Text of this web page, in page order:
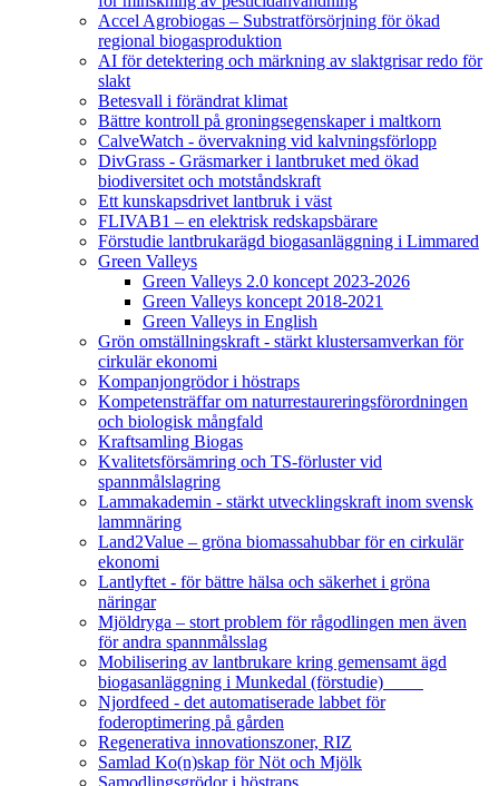
Accel Agrobiogas – Substratförsörjning för ökad
regional biogasproduktion
AI för detektering och märkning av slaktgrisar redo för
slakt
Betesvall i förändrat klimat
Bättre kontroll på groningsegenskaper i maltkorn
CalveWatch - övervakning vid kalvningsförlopp
DivGrass - Gräsmarker i lantbruket med ökad
biodiversitet och motståndskraft
Ett kunskapsdrivet lantbruk i väst
FLIVAB1 – en elektrisk redskapsbärare
Förstudie lantbrukarägd biogasanläggning i Limmared
Green Valleys
Green Valleys 2.0 koncept 2023-2026
Green Valleys koncept 2018-2021
Green Valleys in English
Grön omställningskraft - stärkt klustersamverkan för
cirkulär ekonomi
Kompanjongrödor i höstraps
Kompetensträffar om naturrestaureringsförordningen
och biologisk mångfald
Kraftsamling Biogas
Kvalitetsförsämring och TS-förluster vid
spannmålslagring
Lammakademin - stärkt utvecklingskraft inom svensk
lammnäring
Land2Value – gröna biomassahubbar för en cirkulär
ekonomi
Lantlyftet - för bättre hälsa och säkerhet i gröna
näringar
Mjöldryga – stort problem för rågodlingen men även
för andra spannmålsslag
Mobilisering av lantbrukare kring gemensamt ägd
biogasanläggning i Munkedal (förstudie)
Njordfeed - det automatiserade labbet för
foderoptimering på gården
Regenerativa innovationszoner, RIZ
Samlad Ko(n)skap för Nöt och Mjölk
Samodlingsgrödor i höstraps